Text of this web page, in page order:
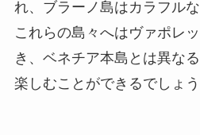
れ、ブラーノ島はカラフル
これらの島々へはヴァポレ
き、ベネチア本島とは異な
楽しむことができるでしょう